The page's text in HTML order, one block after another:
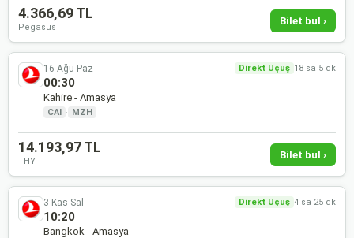
4.366,69 TL
Pegasus
Bilet bul ›
16 Ağu Paz Direkt Uçuş 18 sa 5 dk
00:30
Kahire - Amasya
CAI · MZH
14.193,97 TL
THY
Bilet bul ›
3 Kas Sal Direkt Uçuş 4 sa 25 dk
10:20
Bangkok - Amasya